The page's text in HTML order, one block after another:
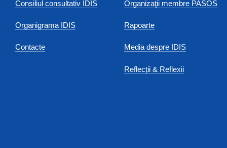
Consiliul consultativ IDIS
Organigrama IDIS
Contacte
Organizaţii membre PASOS
Rapoarte
Media despre IDIS
Reflecții & Reflexii